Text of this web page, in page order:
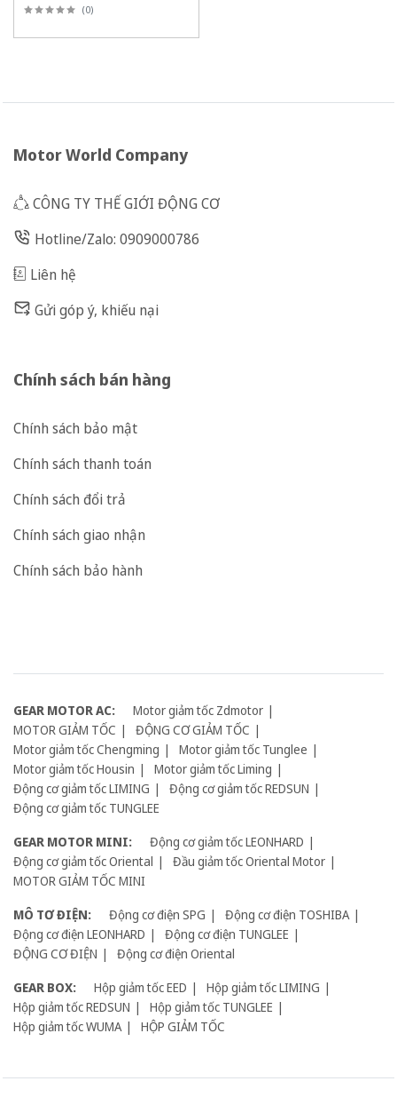
150% Overload, PROFINET
(0)
Motor World Company
CÔNG TY THẾ GIỚI ĐỘNG CƠ
Hotline/Zalo: 0909000786
Liên hệ
Gửi góp ý, khiếu nại
Chính sách bán hàng
Chính sách bảo mật
Chính sách thanh toán
Chính sách đổi trả
Chính sách giao nhận
Chính sách bảo hành
GEAR MOTOR AC:
Motor giảm tốc Zdmotor
MOTOR GIẢM TỐC
ĐỘNG CƠ GIẢM TỐC
Motor giảm tốc Chengming
Motor giảm tốc Tunglee
Motor giảm tốc Housin
Motor giảm tốc Liming
Động cơ giảm tốc LIMING
Động cơ giảm tốc REDSUN
Động cơ giảm tốc TUNGLEE
GEAR MOTOR MINI:
Động cơ giảm tốc LEONHARD
Động cơ giảm tốc Oriental
Đầu giảm tốc Oriental Motor
MOTOR GIẢM TỐC MINI
MÔ TƠ ĐIỆN:
Động cơ điện SPG
Động cơ điện TOSHIBA
Động cơ điện LEONHARD
Động cơ điện TUNGLEE
ĐỘNG CƠ ĐIỆN
Động cơ điện Oriental
GEAR BOX:
Hộp giảm tốc EED
Hộp giảm tốc LIMING
Hộp giảm tốc REDSUN
Hộp giảm tốc TUNGLEE
Hộp giảm tốc WUMA
HỘP GIẢM TỐC